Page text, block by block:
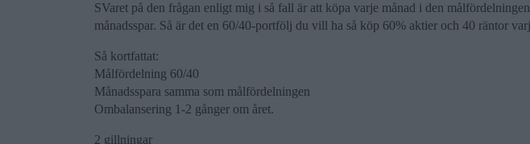
SVaret på den frågan enligt mig i så fall är att köpa varje månad i den
månadsspar. Så är det en 60/40-portfölj du vill ha så köp 60% aktier och 40 räntor
Så kortfattat:
Målfördelning 60/40
Månadsspara samma som målfördelningen
Ombalansering 1-2 gånger om året.
2 gillningar